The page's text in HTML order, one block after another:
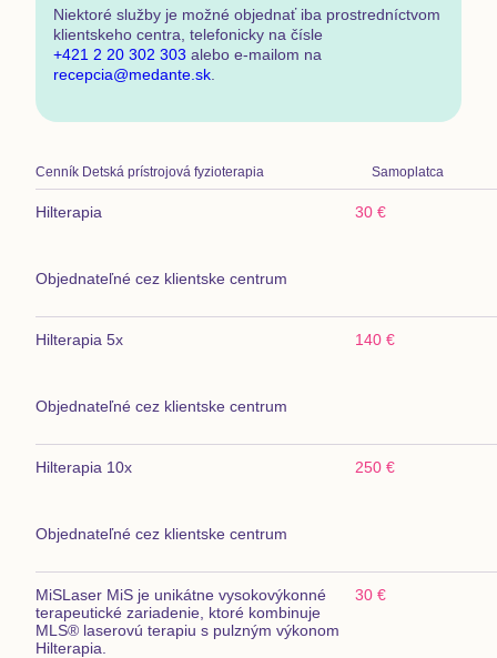
Niektoré služby je možné objednať iba prostredníctvom
klientskeho centra telefonicky na čísle
+421 2 20 302 303 alebo e-mailom na
recepcia@medante.sk
Cenník Detská prístrojová fyzioterapia Samoplatca
Hilterapia
Objednateľné cez klientske centrum
30 €
Hilterapia 5x
Objednateľné cez klientske centrum
140 €
Hilterapia 10x
Objednateľné cez klientske centrum
250 €
MiSLaser MiS je unikátne vysokovýkonné
terapeutické zariadenie, ktoré kombinuje
MLS® laserovú terapiu s pulzným výkonom
Hilterapia.
30 €